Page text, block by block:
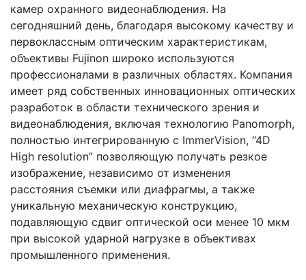
камер охранного видеонаблюдения. На
сегодняшний день, благодаря высокому качеству и
первоклассным оптическим характеристикам,
объективы Fujinon широко используются
профессионалами в различных областях. Компания
имеет ряд собственных инновационных оптических
разработок в области технического зрения и
видеонаблюдения, включая технологию Panomorph,
полностью интегрированную с ImmerVision, “4D
High resolution” позволяющую получать резкое
изображение, независимо от изменения
расстояния съемки или диафрагмы, а также
уникальную механическую конструкцию,
подавляющую сдвиг оптической оси менее 10 мкм
при высокой ударной нагрузке в объективах
промышленного применения.